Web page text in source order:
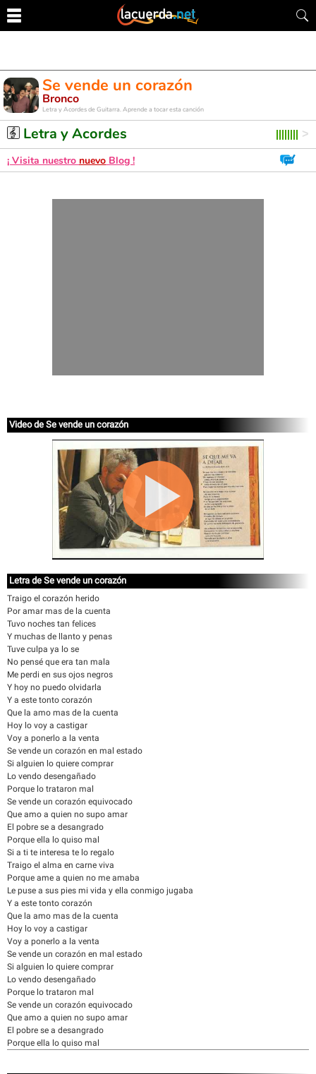
Se vende un corazón
Bronco
Letra y Acordes de Guitarra. Aprende a tocar esta canción
Letra y Acordes
¡ Visita nuestro nuevo Blog !
Video de Se vende un corazón
Letra de Se vende un corazón
Traigo el corazón herido
Por amar mas de la cuenta
Tuvo noches tan felices
Y muchas de llanto y penas
Tuve culpa ya lo se
No pensé que era tan mala
Me perdi en sus ojos negros
Y hoy no puedo olvidarla
Y a este tonto corazón
Que la amo mas de la cuenta
Hoy lo voy a castigar
Voy a ponerlo a la venta
Se vende un corazón en mal estado
Si alguien lo quiere comprar
Lo vendo desengañado
Porque lo trataron mal
Se vende un corazón equivocado
Que amo a quien no supo amar
El pobre se a desangrado
Porque ella lo quiso mal
Si a ti te interesa te lo regalo
Traigo el alma en carne viva
Porque ame a quien no me amaba
Le puse a sus pies mi vida y ella conmigo jugaba
Y a este tonto corazón
Que la amo mas de la cuenta
Hoy lo voy a castigar
Voy a ponerlo a la venta
Se vende un corazón en mal estado
Si alguien lo quiere comprar
Lo vendo desengañado
Porque lo trataron mal
Se vende un corazón equivocado
Que amo a quien no supo amar
El pobre se a desangrado
Porque ella lo quiso mal